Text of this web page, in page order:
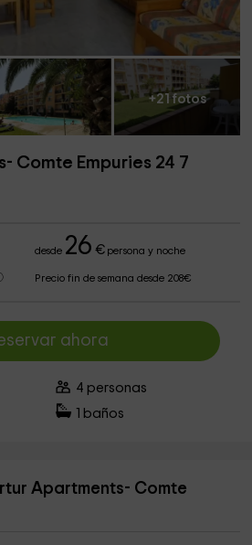
+21 fotos
Comte Empuries 24 7
desde 26 €persona y noche
Precio fin de semana desde 208€
ahora
4 personas
baños
Apartments- Comte